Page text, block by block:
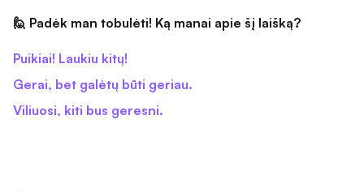
🙋 Padėk man tobulėti! Ką manai apie šį laišką?
Puikiai! Laukiu kitų!
Gerai, bet galėtų būti geriau.
Viliuosi, kiti bus geresni.